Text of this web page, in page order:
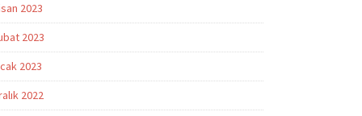
2023
2023
2023
2022